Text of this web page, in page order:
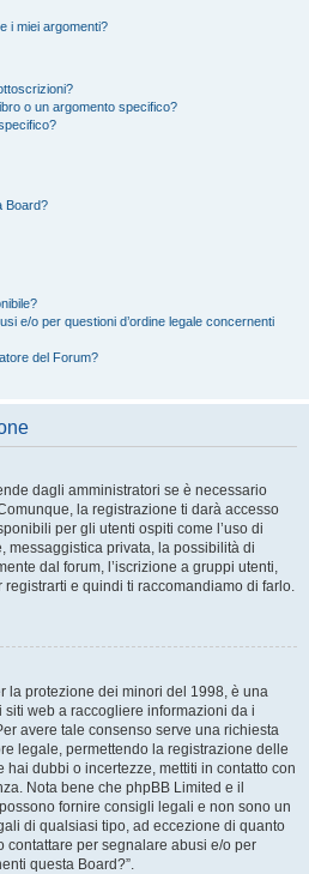
i miei argomenti?
o un argomento specifico?
Board?
e/o per questioni d’ordine legale concernenti
del Forum?
dagli amministratori se è necessario
la registrazione ti darà accesso
per gli utenti ospiti come l’uso di
messaggistica privata, la possibilità di
dal forum, l’iscrizione a gruppi utenti,
e quindi ti raccomandiamo di farlo.
la protezione dei minori del 1998, è una
siti web a raccogliere informazioni da i
avere tale consenso serve una richiesta
legale, permettendo la registrazione delle
dubbi o incertezze, mettiti in contatto con
Nota bene che phpBB Limited e il
fornire consigli legali e non sono un
di qualsiasi tipo, ad eccezione di quanto
contattare per segnalare abusi e/o per
questa Board?”.